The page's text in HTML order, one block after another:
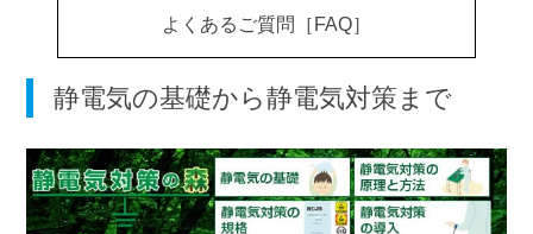
よくあるご質問［FAQ］
静電気の基礎から静電気対策まで